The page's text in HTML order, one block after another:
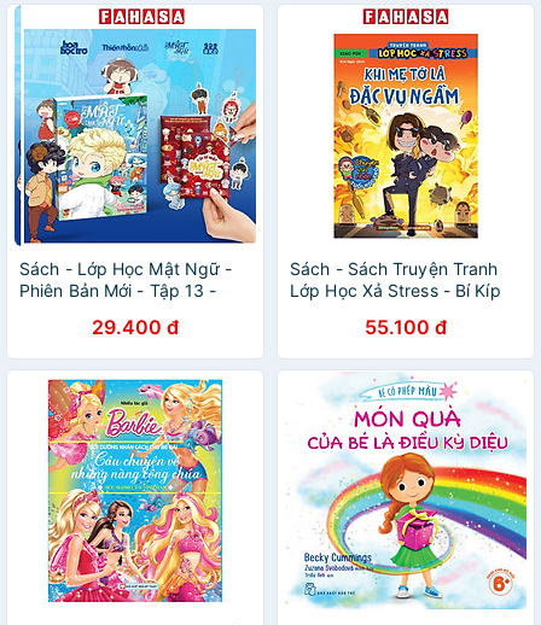
Sách - Lớp Học Mật Ngữ -
Phiên Bản Mới - Tập 13 -
Khóa Cung Hoàng Đạo Kiwi
Kiwi
29.400 đ
Sách - Sách Truyện Tranh
Lớp Học Xả Stress - Bí Kíp
Xuyên Không Gian, Con Gái
Không Dễ
55.100 đ